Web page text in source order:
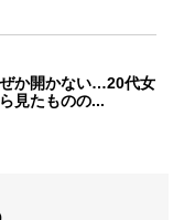
か開かない…20代女
見たものの...